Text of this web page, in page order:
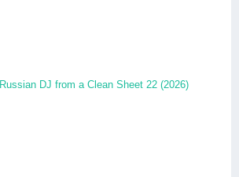
Russian DJ from a Clean Sheet 22 (2026)